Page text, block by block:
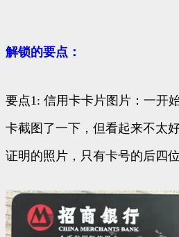
解锁的要点：
要点1: 信用卡卡片图片：一开
卡截图了一下，但看起来不太
证明的照片，只有卡号的后四